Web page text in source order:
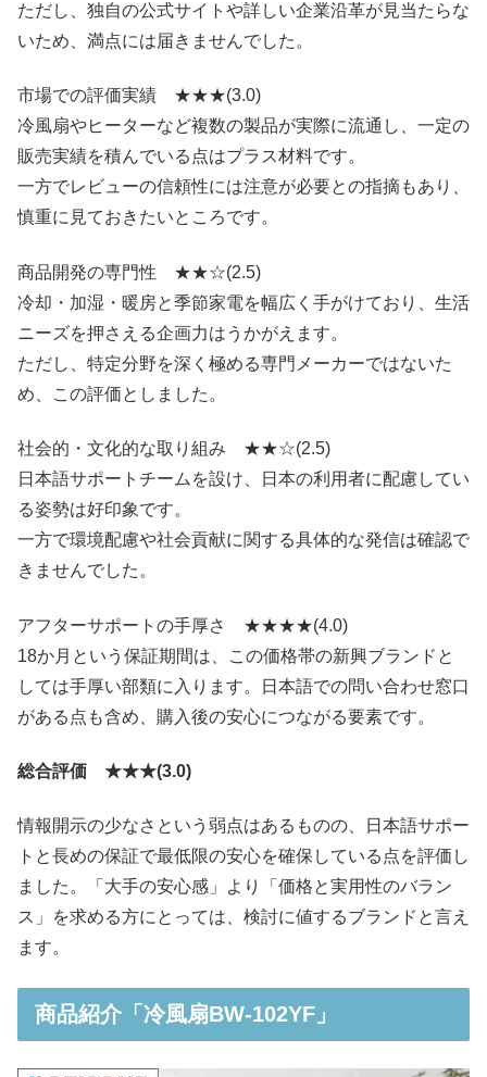
ただし、独自の公式サイトや詳しい企業沿革が見当たらな
いため、満点には届きませんでした。
市場での評価実績 ★★★(3.0)
冷風扇やヒーターなど複数の製品が実際に流通し、一定の
販売実績を積んでいる点はプラス材料です。
一方でレビューの信頼性には注意が必要との指摘もあり、
慎重に見ておきたいところです。
商品開発の専門性 ★★☆(2.5)
冷却・加湿・暖房と季節家電を幅広く手がけており、生活
ニーズを押さえる企画力はうかがえます。
ただし、特定分野を深く極める専門メーカーではないた
め、この評価としました。
社会的・文化的な取り組み ★★☆(2.5)
日本語サポートチームを設け、日本の利用者に配慮してい
る姿勢は好印象です。
一方で環境配慮や社会貢献に関する具体的な発信は確認で
きませんでした。
アフターサポートの手厚さ ★★★★(4.0)
18か月という保証期間は、この価格帯の新興ブランドと
しては手厚い部類に入ります。日本語での問い合わせ窓口
がある点も含め、購入後の安心につながる要素です。
総合評価 ★★★(3.0)
情報開示の少なさという弱点はあるものの、日本語サポー
トと長めの保証で最低限の安心を確保している点を評価し
ました。「大手の安心感」より「価格と実用性のバラン
ス」を求める方にとっては、検討に値するブランドと言え
ます。
商品紹介「冷風扇BW-102YF」